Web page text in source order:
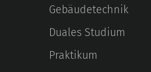
Gebäudetechnik
Duales Studium
Praktikum